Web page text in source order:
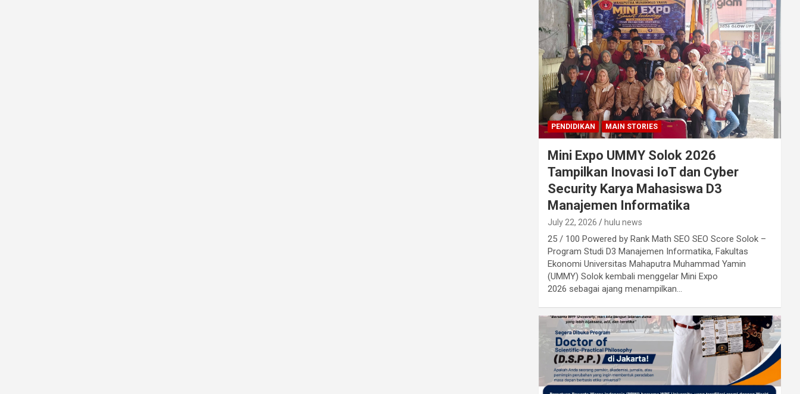
PENDIDIKAN MAIN STORIES
Mini Expo UMMY Solok 2026
Tampilkan Inovasi IoT dan Cyber
Security Karya Mahasiswa D3
Manajemen Informatika
July 22, 2026 hulu news
25 / 100 Powered by Rank Math SEO SEO Score Solok –
Program Studi D3 Manajemen Informatika, Fakultas
Ekonomi Universitas Mahaputra Muhammad Yamin
(UMMY) Solok kembali menggelar Mini Expo
2026 sebagai ajang menampilkan…